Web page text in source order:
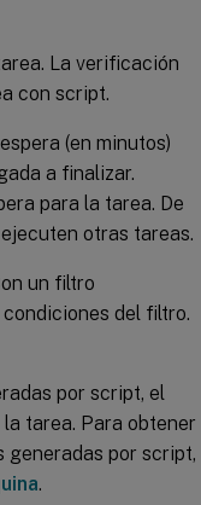
La verificación
con script.
(en minutos)
a finalizar.
para la tarea. De
otras tareas.
un filtro
del filtro.
por script, el
tarea. Para obtener
generadas por script,
.